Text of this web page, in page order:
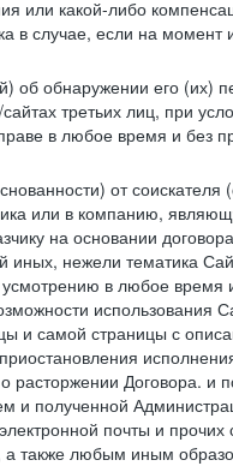
какой-либо
в случае, если на
об обнаружении его (их)
третьих лиц, при
в любое время и без
от
или в компанию,
на основании
нежели тематика
в любое время
использования
и самой страницы с
Договора. и
и полученной
почты и
также любым иным